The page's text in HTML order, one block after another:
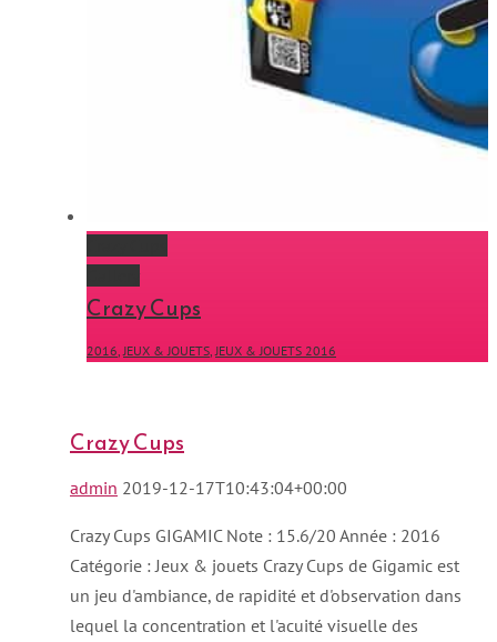
Crazy Cups
2016 JEUX & JOUETS JEUX & JOUETS 2016
Crazy Cups
admin 2019-12-17T10:43:04+00:00
Crazy Cups GIGAMIC Note : 15.6/20 Année : 2016
Catégorie : Jeux & jouets Crazy Cups de Gigamic est
un jeu d'ambiance, de rapidité et d'observation dans
lequel la concentration et l'acuité visuelle des